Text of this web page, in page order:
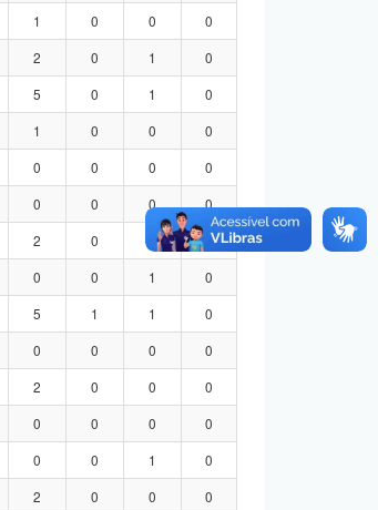
1 0 0
0
2 0 1
0
5 0 1
0
1 0 0
0
0 0 0
0
0 0 0
0
2 0
0
0 0 1
0
5 1 1
0
0 0 0
0
2 0 0
0
0 0 0
0
0 0 1
0
2 0 0
0